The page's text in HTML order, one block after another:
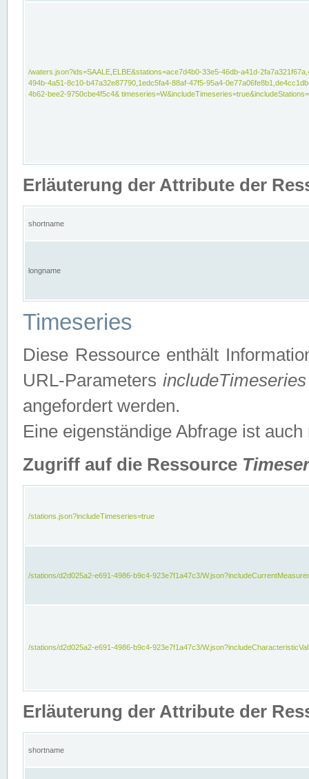
/waters.json?ids=SAALE,ELBE&stations=ace7d4b0-33e5-46db-a41d-
494b-4a51-8c10-b47a32e87790,1edc5fa4-88af-47f5-95a4-
4b62-bee2-9750cbe4f5c4&
Erläuterung der Attribute der
shortname
longname
Timeseries
Diese Ressource enthält
URL-ParametersincludeTimeseries
angefordert werden.
Eine eigenständige Abfrage ist auch
Zugriff auf die Ressource
/stations.json?includeTimeseries=true
/stations/d2d025a2-e691-4986-b9c4-923e7f1a47c3/
/stations/d2d025a2-e691-4986-b9c4-923e7f1a47c3/
Erläuterung der Attribute der
shortname